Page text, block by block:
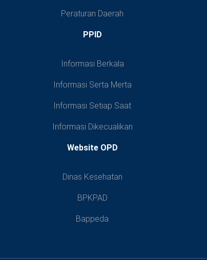
Peraturan Daerah
PPID
Informasi Berkala
Informasi Serta Merta
Informasi Setiap Saat
Informasi Dikecualikan
Website OPD
Dinas Kesehatan
BPKPAD
Bappeda